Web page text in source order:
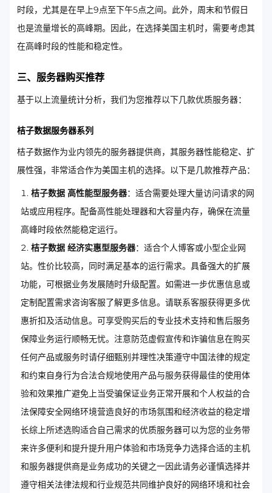
时段，尤其是在早上9点至下午5点之间。此外，周末和节假日
也是流量增长的高峰期。因此，在选择美国主机时，需要考虑其
在高峰时段的性能和稳定性。
三、服务器购买推荐
基于以上流量统计分析，我们为您推荐以下几款优质服务器：
桔子数据服务器系列
桔子数据作为业内领先的服务器提供商，其服务器性能稳定、扩
展性强，非常适合作为美国主机的选择。以下是几款推荐产品：
桔子数据 高性能型服务器：适合需要处理大量访问请求的网
站或应用程序。配备高性能处理器和大容量内存，确保在流量
高峰时段依然能稳定运行。
桔子数据 经济实惠型服务器：适合个人博客或小型企业网
站。性价比较高，同时满足基本的运行需求。具备强大的扩展
功能，可根据业务发展随时升级配置。如需进一步优惠信息或
定制配置需求咨询客服了解更多信息。请联系客服获得更多优
惠折扣及活动信息。可享受购买后的专业技术支持和售后服务
保障业务运行顺畅无忧。注意防范虚假宣传和诈骗信息在购买
任何产品或服务时请仔细甄别并理性决策遵守中国法律的规定
和约束自身行为合法合规地使用产品与服务获得最佳的使用体
验和效果推广避免上当受骗保证业务正常开展和个人权益的合
法保障安全网络环境营造良好的市场氛围和经济收益的稳定增
长综上所述选购适合自己需求的优质服务器可以为您的业务带
来许多便利和提升提升用户体验和市场竞争力选择合适的主机
和服务器提供商是业务成功的关键之一因此请务必谨慎选择并
遵守相关法律法规和行业规范共同维护良好的网络环境和社会